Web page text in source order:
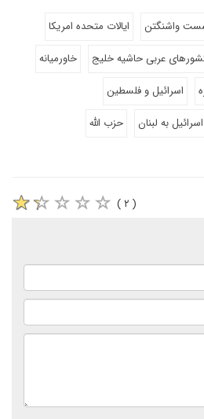
واشنگتن
ایالات متحده امریکا
عربی حاشیه خلیج
خاورمیانه
اسرائیل و فلسطین
به لبنان حزب الله
( ۲ )